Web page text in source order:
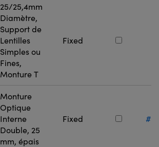
25/25,4mm
Diamètre,
Support de
Lentilles
Simples ou
Fines,
Monture T
Fixed
Monture
Optique
Interne
Double, 25
mm, épais
Fixed